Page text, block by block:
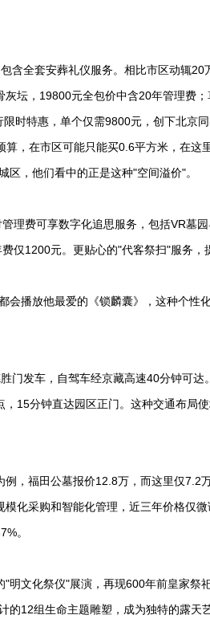
含全套安葬礼仪服务。相比市区动辄20
坛，19800元全包价中含20年管理费
时特惠，单个仅需9800元，创下北京同
，在市区可能只能买0.6平方米，在这
，他们看中的正是这种"空间溢价"。
理费可享数字化追思服务，包括VR墓
仅1200元。更贴心的"代客祭扫"服务，
播放他最爱的《锁麟囊》，这种个性
门发车，自驾车经京藏高速40分钟可达
15分钟直达园区正门。这种交通布局
， 福田公墓报价12.8万，而这里仅7.2
化采购和智能化管理，近三年价格仅
。
明文化祭仪"展演，再现600年前皇家祭
12组生命主题雕塑，成为独特的露天